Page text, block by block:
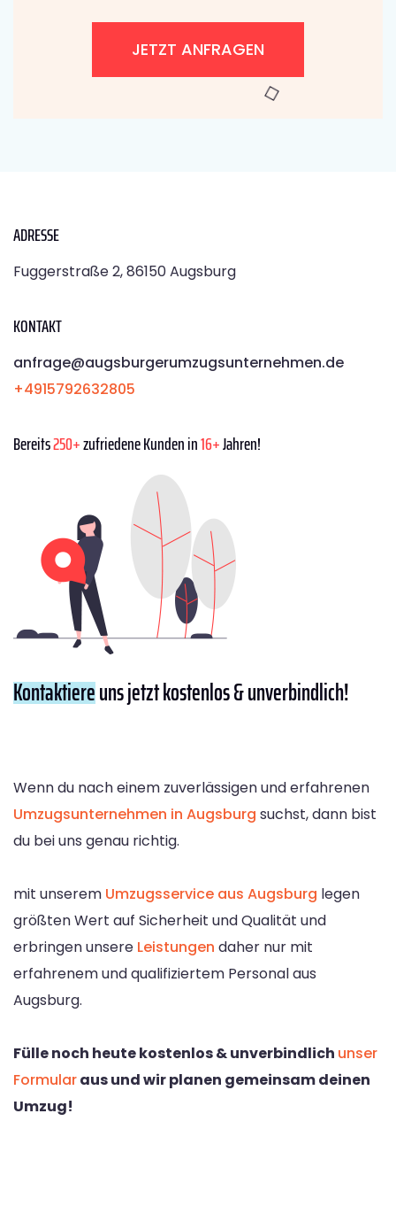
JETZT ANFRAGEN
ADRESSE
Fuggerstraße 2, 86150 Augsburg
KONTAKT
anfrage@augsburgerumzugsunternehmen.de
+4915792632805
Bereits250+zufriedene Kunden in16+Jahren!
Kontaktiereuns jetzt kostenlos & unverbindlich!
Wenn du nach einem zuverlässigen und erfahrenen
Umzugsunternehmen in Augsburg suchst, dann bist
du bei uns genau richtig.
mit unserem Umzugsservice aus Augsburg legen
größten Wert auf Sicherheit und Qualität und
erbringen unsere Leistungen daher nur mit
erfahrenem und qualifiziertem Personal aus
Augsburg.
Fülle noch heute kostenlos & unverbindlich unser
Formularaus und wir planen gemeinsam deinen
Umzug!